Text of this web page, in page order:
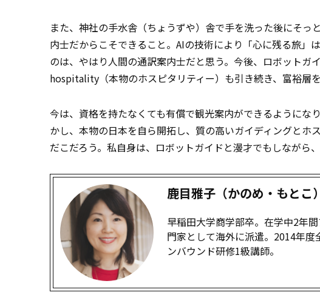
また、神社の手水舎（ちょうずや）舎で手を洗った後にそっと
内士だからこそできること。AIの技術により「心に残る旅」
のは、やはり人間の通訳案内士だと思う。今後、ロボット
hospitality（本物のホスピタリティー）も引き続き、富裕層
今は、資格を持たなくても有償で観光案内ができるようにな
かし、本物の日本を自ら開拓し、質の高いガイディングとホ
だこだろう。私自身は、ロボットガイドと漫才でもしながら
鹿目雅子（かのめ・もとこ）
早稲田大学商学部卒。在学中2年間
門家として海外に派遣。2014年
ンバウンド研修1級講師。